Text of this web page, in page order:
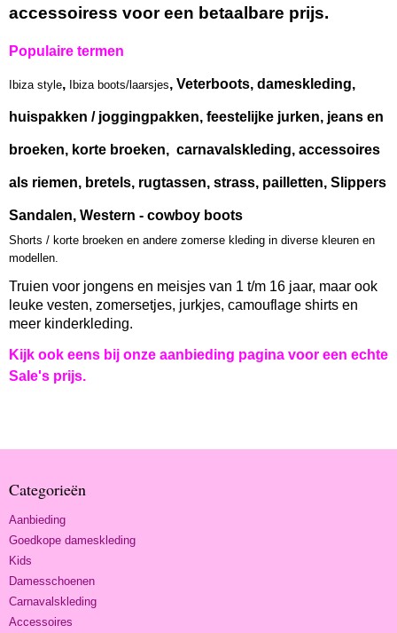
accessoiress voor een betaalbare prijs.
Populaire termen
Ibiza style, Ibiza boots/laarsjes, Veterboots, dameskleding,
huispakken / joggingpakken, feestelijke jurken, jeans en
broeken, korte broeken, carnavalskleding, accessoires
als riemen, bretels, rugtassen, strass, pailletten, Slippers
Sandalen, Western - cowboy boots
Shorts / korte broeken en andere zomerse kleding in diverse kleuren en
modellen.
Truien voor jongens en meisjes van 1 t/m 16 jaar, maar ook
leuke vesten, zomersetjes, jurkjes, camouflage shirts en
meer kinderkleding.
Kijk ook eens bij onze aanbieding pagina voor een echte
Sale's prijs.
Categorieën
Aanbieding
Goedkope dameskleding
Kids
Damesschoenen
Carnavalskleding
Accessoires